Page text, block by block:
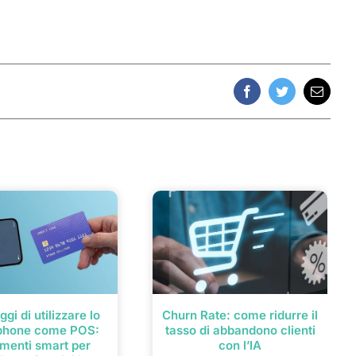
FacebookTwitterEmail
di utilizzare lo
come POS:
smart per
Churn Rate: come ridurre il
tasso di abbandono clienti
con l’IA